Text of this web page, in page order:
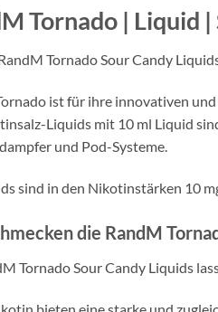
Tornado | Liquid
Tornado Sour Candy
ist für ihre innovativen
Liquids mit 10 ml Liquid
und Pod-Systeme.
sind in den Nikotinstärken 10
die RandM
Tornado Sour Candy Liquids
bieten eine starke und